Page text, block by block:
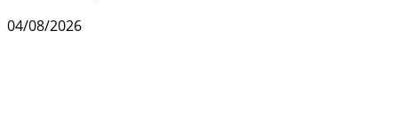
04/08/2026